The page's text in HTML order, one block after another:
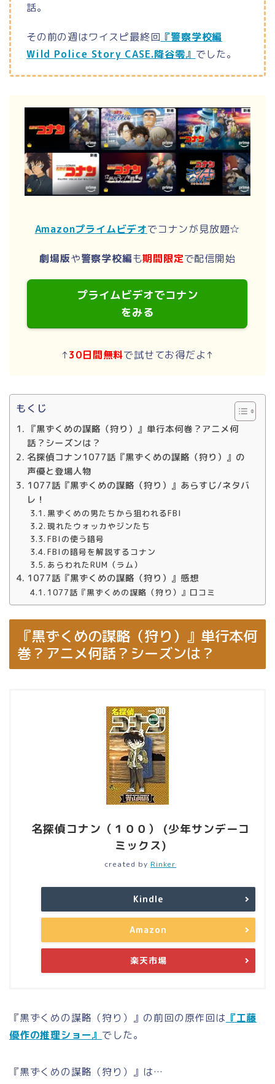
話。
その前の週はワイスピ最終回 『警察学校編
Wild Police Story CASE.降谷零』 でした。
Amazonプライムビデオでコナンが見放題☆
劇場版や警察学校編も期間限定で配信開始
プライムビデオでコナン
をみる
↑30日間無料で試せてお得だよ↑
もくじ
『黒ずくめの謀略（狩り）』単行本何巻？アニメ何
話？シーズンは？
名探偵コナン1077話『黒ずくめの謀略（狩り）』の
声優と登場人物
1077話『黒ずくめの謀略（狩り）』あらすじ/ネタバ
レ！
黒ずくめの男たちから狙われるFBI
現れたウォッカやジンたち
FBIの使う暗号
FBIの暗号を解説するコナン
あらわれたRUM（ラム）
1077話『黒ずくめの謀略（狩り）』感想
1077話『黒ずくめの謀略（狩り）』口コミ
『黒ずくめの謀略（狩り）』単行本何
巻？アニメ何話？シーズンは？
名探偵コナン（１００） (少年サンデーコ
ミックス)
created by Rinker
Kindle
Amazon
楽天市場
『黒ずくめの謀略（狩り）』の前回の原作回は 『工藤
優作の推理ショー』 でした。
『黒ずくめの謀略（狩り）』は…